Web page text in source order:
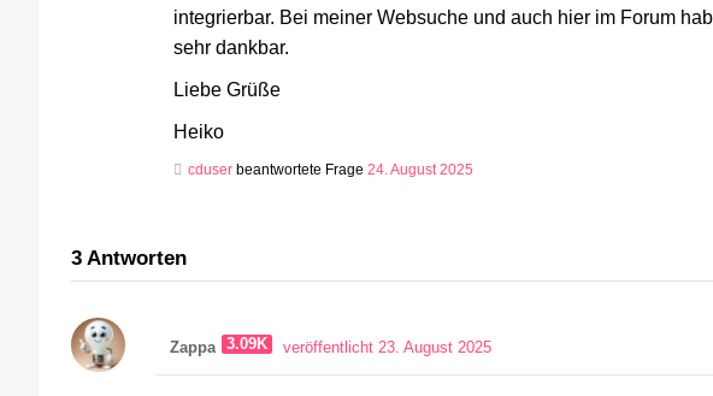
integrierbar. Bei meiner Websuche und auch hier im Forum
sehr dankbar.
Liebe Grüße
Heiko
cduser beantwortete Frage 24. August 2025
3 Antworten
Zappa 3.09K veröffentlicht 23. August 2025